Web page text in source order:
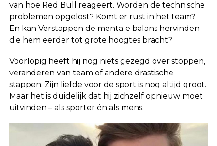
van hoe Red Bull reageert. Worden de technische
problemen opgelost? Komt er rust in het team?
En kan Verstappen de mentale balans hervinden
die hem eerder tot grote hoogtes bracht?
Voorlopig heeft hij nog niets gezegd over stoppen,
veranderen van team of andere drastische
stappen. Zijn liefde voor de sport is nog altijd groot.
Maar het is duidelijk dat hij zichzelf opnieuw moet
uitvinden – als sporter én als mens.